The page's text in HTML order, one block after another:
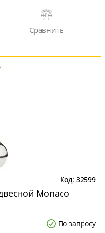
32599
Monaco
По запросу